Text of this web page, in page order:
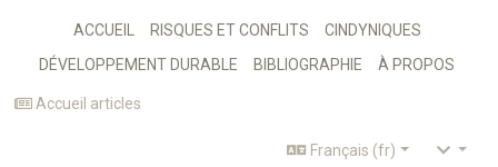
ACCUEIL RISQUES ET CONFLITS
CINDYNIQUES
DÉVELOPPEMENT DURABLE
BIBLIOGRAPHIE À PROPOS
Accueil articles
Français (fr)